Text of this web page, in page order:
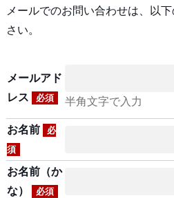
メールでのお問い合わせは、以
さい。
メールアド
レス
必須 半角文字で入力
お名前
必
須
お名前（か
な）
必須